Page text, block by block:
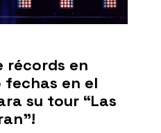
récords en
fechas en el
su tour “Las